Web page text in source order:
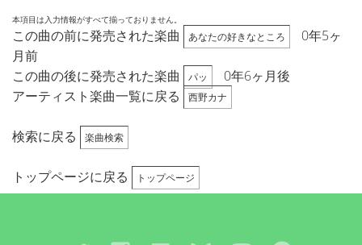
本項目は入力情報がすべて揃っておりません。
この曲の前に発売された楽曲 あなたの好きなところ
0年5ヶ
月前
この曲の後に発売された楽曲
パッ
0年6ヶ月後
アーティスト楽曲一覧に戻る
西野カナ
検索に戻る 楽曲検索
トップページに戻る トップページ